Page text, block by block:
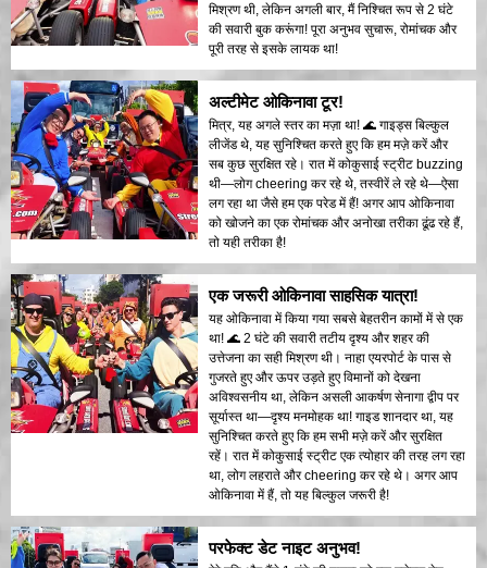
मिश्रण थी, लेकिन अगली बार, मैं निश्चित रूप से 2 घंटे
की सवारी बुक करूंगा! पूरा अनुभव सुचारू, रोमांचक और
पूरी तरह से इसके लायक था!
अल्टीमेट ओकिनावा टूर!
मित्र, यह अगले स्तर का मज़ा था! 🌊 गाइड्स बिल्कुल
लीजेंड थे, यह सुनिश्चित करते हुए कि हम मज़े करें और
सब कुछ सुरक्षित रहे। रात में कोकुसाई स्ट्रीट buzzing
थी—लोग cheering कर रहे थे, तस्वीरें ले रहे थे—ऐसा
लग रहा था जैसे हम एक परेड में हैं! अगर आप ओकिनावा
को खोजने का एक रोमांचक और अनोखा तरीका ढूंढ रहे हैं,
तो यही तरीका है!
एक जरूरी ओकिनावा साहसिक यात्रा!
यह ओकिनावा में किया गया सबसे बेहतरीन कामों में से एक
था! 🌊 2 घंटे की सवारी तटीय दृश्य और शहर की
उत्तेजना का सही मिश्रण थी। नाहा एयरपोर्ट के पास से
गुजरते हुए और ऊपर उड़ते हुए विमानों को देखना
अविश्वसनीय था, लेकिन असली आकर्षण सेनागा द्वीप पर
सूर्यास्त था—दृश्य मनमोहक था! गाइड शानदार था, यह
सुनिश्चित करते हुए कि हम सभी मज़े करें और सुरक्षित
रहें। रात में कोकुसाई स्ट्रीट एक त्योहार की तरह लग रहा
था, लोग लहराते और cheering कर रहे थे। अगर आप
ओकिनावा में हैं, तो यह बिल्कुल जरूरी है!
परफेक्ट डेट नाइट अनुभव!